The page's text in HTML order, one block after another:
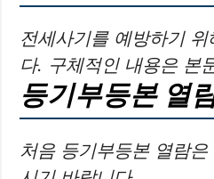
전세사기를 예방하기
다. 구체적인 내용은 본
등기부등본 열
처음 등기부등본 열람